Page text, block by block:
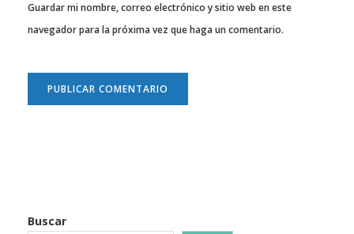
Guardar mi nombre, correo electrónico y sitio web en este
navegador para la próxima vez que haga un comentario.
Buscar